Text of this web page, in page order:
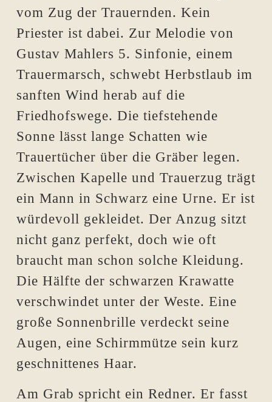
vom Zug der Trauernden. Kein
Priester ist dabei. Zur Melodie von
Gustav Mahlers 5. Sinfonie, einem
Trauermarsch, schwebt Herbstlaub im
sanften Wind herab auf die
Friedhofswege. Die tiefstehende
Sonne lässt lange Schatten wie
Trauertücher über die Gräber legen.
Zwischen Kapelle und Trauerzug trägt
ein Mann in Schwarz eine Urne. Er ist
würdevoll gekleidet. Der Anzug sitzt
nicht ganz perfekt, doch wie oft
braucht man schon solche Kleidung.
Die Hälfte der schwarzen Krawatte
verschwindet unter der Weste. Eine
große Sonnenbrille verdeckt seine
Augen, eine Schirmmütze sein kurz
geschnittenes Haar.
Am Grab spricht ein Redner. Er fasst